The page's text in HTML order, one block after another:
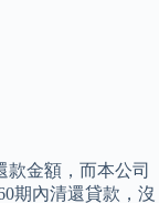
金額，而本公司
期內清還貸款，沒